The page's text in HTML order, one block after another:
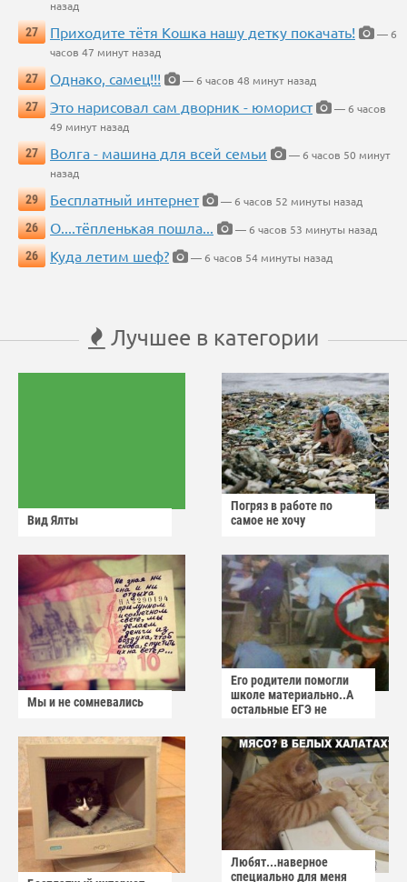
назад
27
Приходите тётя Кошка нашу детку покачать!
— 6
часов 47 минут назад
27
Однако, самец!!!
— 6 часов 48 минут назад
27
Это нарисовал сам дворник - юморист
— 6 часов
49 минут назад
27
Волга - машина для всей семьи
— 6 часов 50 минут
назад
29
Бесплатный интернет
— 6 часов 52 минуты назад
26
О....тёпленькая пошла...
— 6 часов 53 минуты назад
26
Куда летим шеф? — 6 часов 54 минуты назад
Лучшее в категории
Вид Ялты
Погряз в работе по
самое не хочу
Мы и не сомневались
Его родители помогли
школе материально..А
остальные ЕГЭ не
Любят...наверное
специально для меня